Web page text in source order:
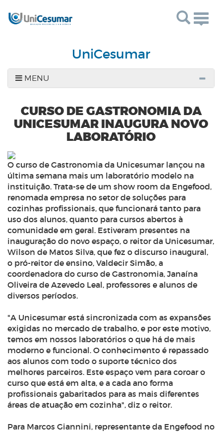
UniCesumar
MENU
CURSO DE GASTRONOMIA DA
UNICESUMAR INAUGURA NOVO
LABORATÓRIO
O curso de Gastronomia da Unicesumar lançou na
última semana mais um laboratório modelo na
instituição. Trata-se de um show room da Engefood,
renomada empresa no setor de soluções para
cozinhas profissionais, que funcionará tanto para
uso dos alunos, quanto para cursos abertos à
comunidade em geral. Estiveram presentes na
inauguração do novo espaço, o reitor da Unicesumar,
Wilson de Matos Silva, que fez o discurso inaugural,
o pró-reitor de ensino, Valdecir Simão, a
coordenadora do curso de Gastronomia, Janaína
Oliveira de Azevedo Leal, professores e alunos de
diversos períodos.
"A Unicesumar está sincronizada com as expansões
exigidas no mercado de trabalho, e por este motivo,
temos em nossos laboratórios o que há de mais
moderno e funcional. O conhecimento é repassado
aos alunos com todo o suporte técnico dos
melhores parceiros. Este espaço vem para coroar o
curso que está em alta, e a cada ano forma
profissionais gabaritados para as mais diferentes
áreas de atuação em cozinha", diz o reitor.
Para Marcos Giannini, representante da Engefood no